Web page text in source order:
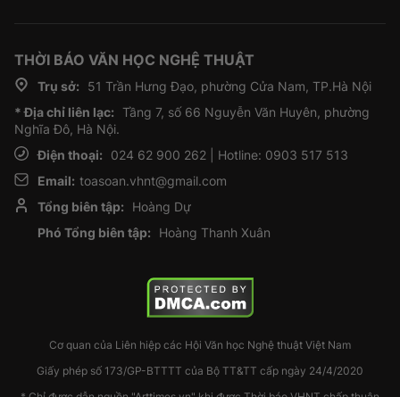
THỜI BÁO VĂN HỌC NGHỆ THUẬT
Trụ sở:
51 Trần Hưng Đạo, phường Cửa Nam, TP.Hà Nội
* Địa chỉ liên lạc: Tầng 7, số 66 Nguyễn Văn Huyên, phường
Nghĩa Đô, Hà Nội.
Điện thoại:
024 62 900 262 | Hotline: 0903 517 513
Email: toasoan.vhnt@gmail.com
Tổng biên tập:
Hoàng Dự
Phó Tổng biên tập:
Hoàng Thanh Xuân
Cơ quan của Liên hiệp các Hội Văn học Nghệ thuật Việt Nam
Giấy phép số 173/GP-BTTTT của Bộ TT&TT cấp ngày 24/4/2020